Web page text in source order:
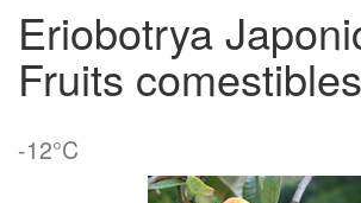
Eriobotrya
Fruits comestibles
-12°C